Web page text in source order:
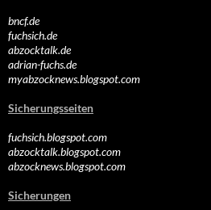
bncf.de
fuchsich.de
abzocktalk.de
adrian-fuchs.de
myabzocknews.blogspot.com
Sicherungsseiten
fuchsich.blogspot.com
abzocktalk.blogspot.com
abzocknews.blogspot.com
Sicherungen